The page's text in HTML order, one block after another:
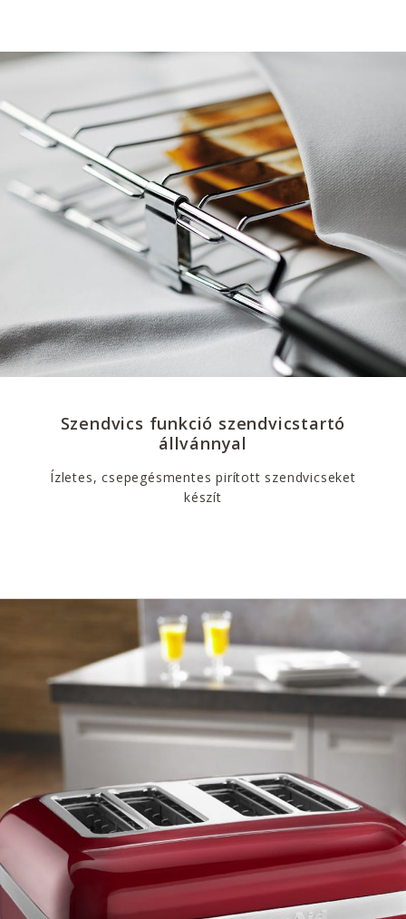
Szendvics funkció szendvicstartó
állvánnyal
Ízletes, csepegésmentes pirított szendvicseket
készít